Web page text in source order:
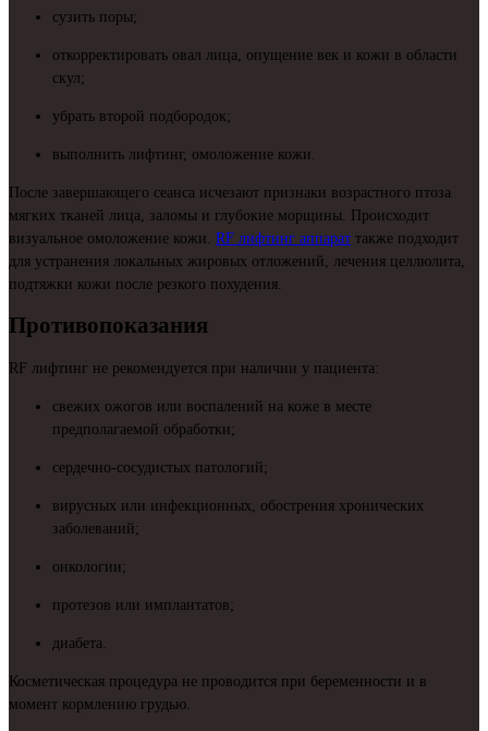
сузить поры;
откорректировать овал лица, опущение век и кожи в области
скул;
убрать второй подбородок;
выполнить лифтинг, омоложение кожи.
После завершающего сеанса исчезают признаки возрастного птоза
мягких тканей лица, заломы и глубокие морщины. Происходит
визуальное омоложение кожи. RF лифтинг аппарат также подходит
для устранения локальных жировых отложений, лечения целлюлита,
подтяжки кожи после резкого похудения.
Противопоказания
RF лифтинг не рекомендуется при наличии у пациента:
свежих ожогов или воспалений на коже в месте
предполагаемой обработки;
сердечно-сосудистых патологий;
вирусных или инфекционных, обострения хронических
заболеваний;
онкологии;
протезов или имплантатов;
диабета.
Косметическая процедура не проводится при беременности и в
момент кормлению грудью.